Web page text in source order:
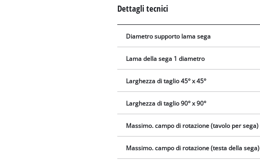
Dettagli tecnici
Diametro supporto lama sega
Lama della sega 1 diametro
Larghezza di taglio 45° x 45°
Larghezza di taglio 90° x 90°
Massimo. campo di rotazione (tavolo per sega)
Massimo. campo di rotazione (testa della sega)